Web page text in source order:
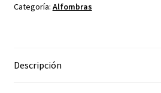
Categoría: Alfombras
Descripción